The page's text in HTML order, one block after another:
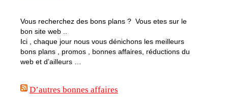
Vous recherchez des bons plans ? Vous etes sur le
bon site web ..
Ici , chaque jour nous vous dénichons les meilleurs
bons plans , promos , bonnes affaires, réductions du
web et d’ailleurs …
D’autres bonnes affaires